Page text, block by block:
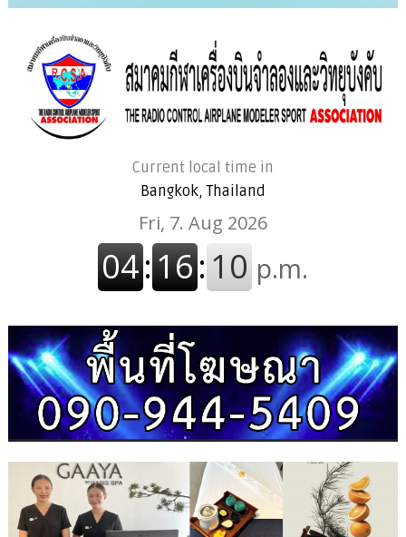
Current local time in
Bangkok, Thailand